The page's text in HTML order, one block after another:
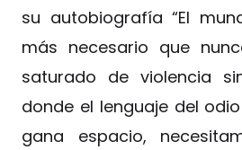
su autobiografía “El
más necesario que
saturado de violencia
donde el lenguaje del
gana espacio,